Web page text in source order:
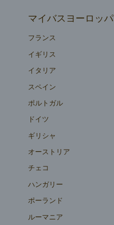
マイバスヨーロッパ
フランス
イギリス
イタリア
スペイン
ポルトガル
ドイツ
ギリシャ
オーストリア
チェコ
ハンガリー
ポーランド
ルーマニア